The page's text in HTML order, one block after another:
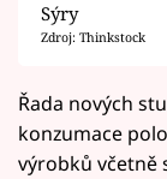
Sýry
Zdroj: Thinkstock
Řada nových
konzumace
výrobků včetně